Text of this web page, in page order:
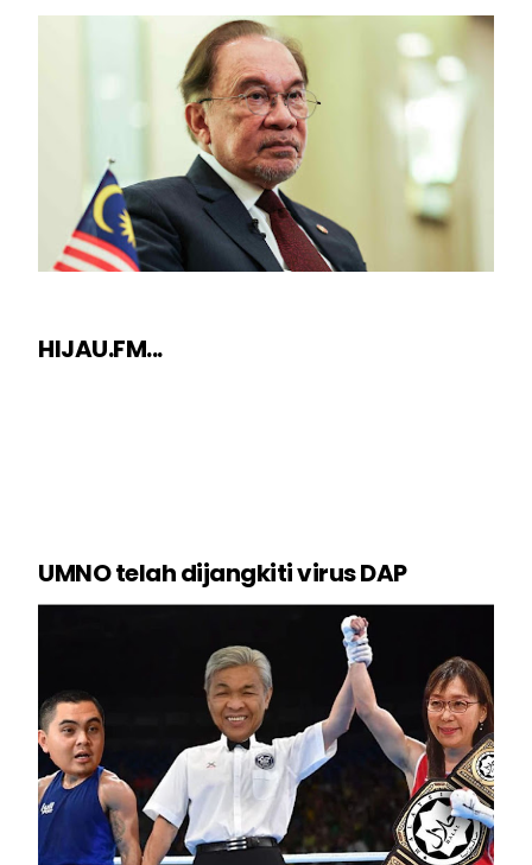
HIJAU.FM...
UMNO telah dijangkiti virus DAP